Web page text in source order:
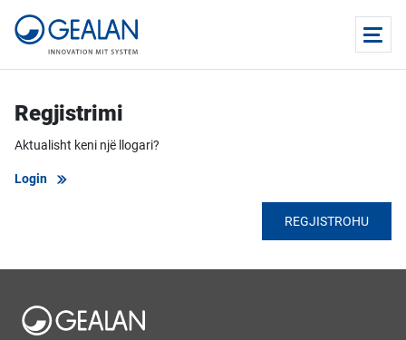
Regjistrimi
Aktualisht keni një llogari?
Login
REGJISTROHU